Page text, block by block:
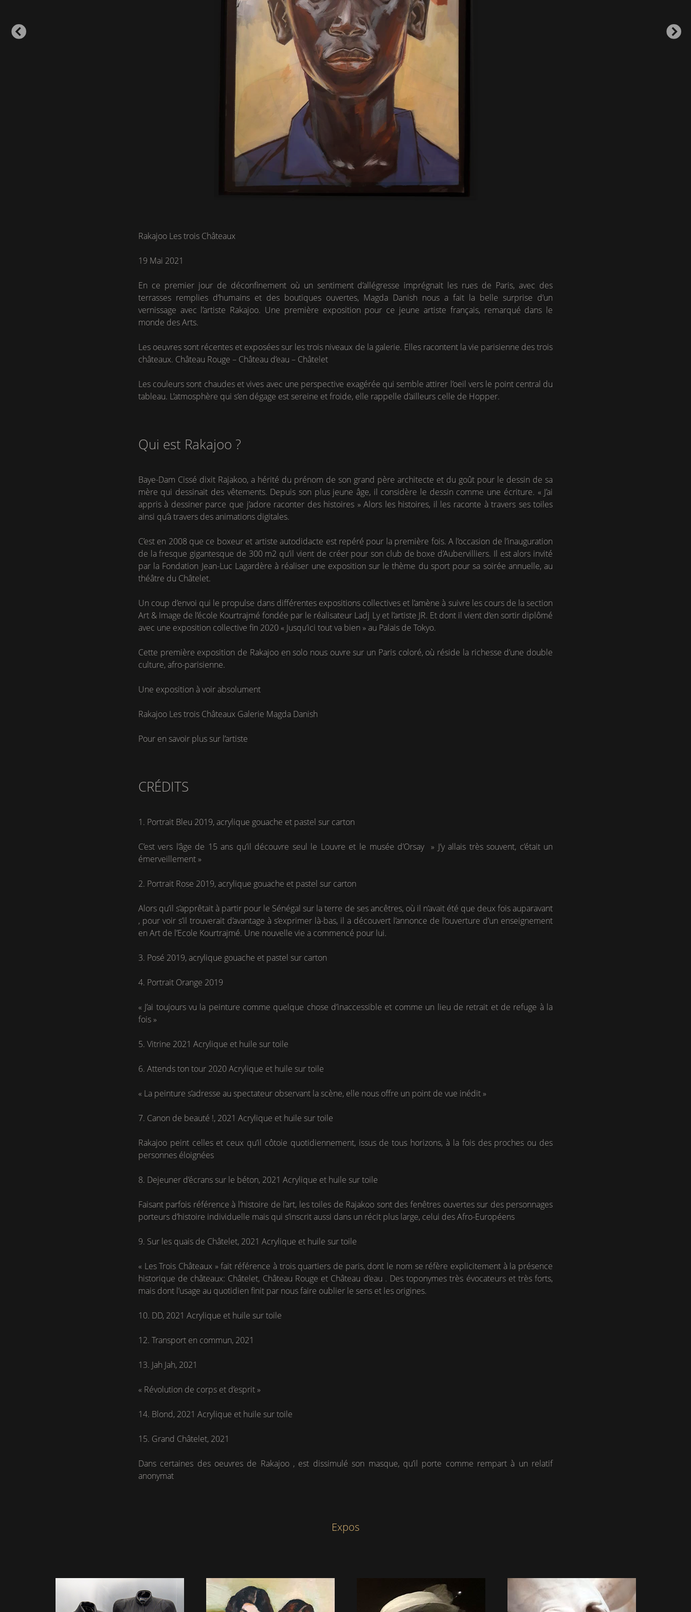
Rakajoo Les trois Châteaux
19 Mai 2021
En ce premier jour de déconfinement où un sentiment d’allégresse imprégnait les rues de Paris, avec des
terrasses remplies d’humains et des boutiques ouvertes, Magda Danish nous a fait la belle surprise d’un
vernissage avec l’artiste Rakajoo. Une première exposition pour ce jeune artiste français, remarqué dans le
monde des Arts.
Les oeuvres sont récentes et exposées sur les trois niveaux de la galerie. Elles racontent la vie parisienne des trois
châteaux. Château Rouge – Château d’eau – Châtelet
Les couleurs sont chaudes et vives avec une perspective exagérée qui semble attirer l’oeil vers le point central du
tableau. L’atmosphère qui s’en dégage est sereine et froide, elle rappelle d’ailleurs celle de Hopper.
Qui est Rakajoo ?
Baye-Dam Cissé dixit Rajakoo, a hérité du prénom de son grand père architecte et du goût pour le dessin de sa
mère qui dessinait des vêtements. Depuis son plus jeune âge, il considère le dessin comme une écriture. « J’ai
appris à dessiner parce que j’adore raconter des histoires » Alors les histoires, il les raconte à travers ses toiles
ainsi qu’à travers des animations digitales.
C’est en 2008 que ce boxeur et artiste autodidacte est repéré pour la première fois. A l’occasion de l’inauguration
de la fresque gigantesque de 300 m2 qu’il vient de créer pour son club de boxe d’Aubervilliers. Il est alors invité
par la Fondation Jean-Luc Lagardère à réaliser une exposition sur le thème du sport pour sa soirée annuelle, au
théâtre du Châtelet.
Un coup d’envoi qui le propulse dans différentes expositions collectives et l’amène à suivre les cours de la section
Art & Image de l’école Kourtrajmé fondée par le réalisateur Ladj Ly et l’artiste JR. Et dont il vient d’en sortir diplômé
avec une exposition collective fin 2020 « Jusqu’ici tout va bien » au Palais de Tokyo.
Cette première exposition de Rakajoo en solo nous ouvre sur un Paris coloré, où réside la richesse d’une double
culture, afro-parisienne.
Une exposition à voir absolument
Rakajoo Les trois Châteaux Galerie Magda Danish
Pour en savoir plus sur l’artiste
CRÉDITS
1. Portrait Bleu 2019, acrylique gouache et pastel sur carton
C’est vers l’âge de 15 ans qu’il découvre seul le Louvre et le musée d’Orsay » J’y allais très souvent, c’était un
émerveillement »
2. Portrait Rose 2019, acrylique gouache et pastel sur carton
Alors qu’il s’apprêtait à partir pour le Sénégal sur la terre de ses ancêtres, où il n’avait été que deux fois auparavant
, pour voir s’il trouverait d’avantage à s’exprimer là-bas, il a découvert l’annonce de l’ouverture d’un enseignement
en Art de l’Ecole Kourtrajmé. Une nouvelle vie a commencé pour lui.
3. Posé 2019, acrylique gouache et pastel sur carton
4. Portrait Orange 2019
« J’ai toujours vu la peinture comme quelque chose d’inaccessible et comme un lieu de retrait et de refuge à la
fois »
5. Vitrine 2021 Acrylique et huile sur toile
6. Attends ton tour 2020 Acrylique et huile sur toile
« La peinture s’adresse au spectateur observant la scène, elle nous offre un point de vue inédit »
7. Canon de beauté !, 2021 Acrylique et huile sur toile
Rakajoo peint celles et ceux qu’il côtoie quotidiennement, issus de tous horizons, à la fois des proches ou des
personnes éloignées
8. Dejeuner d’écrans sur le béton, 2021 Acrylique et huile sur toile
Faisant parfois référence à l’histoire de l’art, les toiles de Rajakoo sont des fenêtres ouvertes sur des personnages
porteurs d’histoire individuelle mais qui s’inscrit aussi dans un récit plus large, celui des Afro-Européens
9. Sur les quais de Châtelet, 2021 Acrylique et huile sur toile
« Les Trois Châteaux » fait référence à trois quartiers de paris, dont le nom se réfère explicitement à la présence
historique de châteaux: Châtelet, Château Rouge et Château d’eau . Des toponymes très évocateurs et très forts,
mais dont l’usage au quotidien finit par nous faire oublier le sens et les origines.
10. DD, 2021 Acrylique et huile sur toile
12. Transport en commun, 2021
13. Jah Jah, 2021
« Révolution de corps et d’esprit »
14. Blond, 2021 Acrylique et huile sur toile
15. Grand Châtelet, 2021
Dans certaines des oeuvres de Rakajoo , est dissimulé son masque, qu’il porte comme rempart à un relatif
anonymat
Expos